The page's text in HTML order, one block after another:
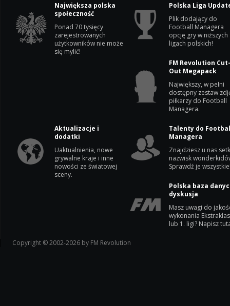
Największa polska
społeczność
Ponad 70 tysięcy
zarejestrowanych
użytkowników nie może
się mylić!
Polska Liga
Plik dodający do
Football Managera
opcję gry w niższych
ligach polskich!
FM Revolution
Out Megapack
Największy, w pełni
dostępny zestaw
piłkarzy do Football
Managera.
Aktualizacje i
dodatki
Uaktualnienia, nowe
grywalne kraje i inne
nowości ze światowej
sceny.
Talenty do
Managera
Znajdziesz u nas
nazwisk
Sprawdź je
Polska baza
dyskusja
Masz uwagi do
wykonania
lub 1. ligi? Napisz
Copyright © 2002-2026 by FM Revolution